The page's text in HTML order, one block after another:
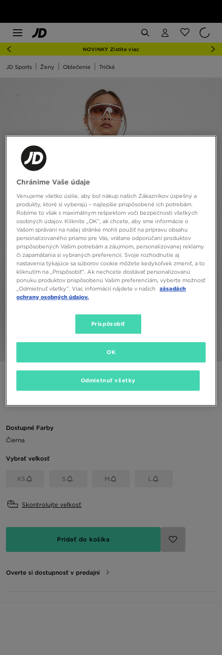
NOVINKY Zistite viac
JD Sports Ženy Oblečenie Tričká
Dostupné Farby
Čierna
Vybrať veľkosť
XS S M L
Skontrolujte veľkosť
Pridať do košíka
Overte si dostupnosť v predajni
Chránime Vaše údaje
Venujeme všetko úsilie, aby bol nákup našich Zákazníkov úspešný a
produkty, ktoré si vyberajú – najlepšie prispôsobené ich potrebám.
Robíme to však s maximálnym rešpektom voči bezpečnosti všetkých
osobných údajov. Kliknite „OK”, ak chcete, aby sme informácie o
Vašom správaní na našej stránke mohli použiť na prípravu obsahu
personalizovaného priamo pre Vás, vrátane odporúčaní produktov
prispôsobených Vašim potrebám a záujmom, personalizovanej reklamy
či zapamätania si vybraných preferencií. Svoje rozhodnutie aj
nastavenia týkajúce sa súborov cookie môžete kedykoľvek zmeniť, a to
kliknutím na „Prispôsobiť”. Ak nechcete dostávať personalizovanú
ponuku produktov prispôsobenú Vašim preferenciám, vyberte možnosť
„Odmietnuť všetky”. Viac informácií nájdete v našich
zásadách
ochrany osobných údajov.
Prispôsobiť
Odmietnuť všetky
OK